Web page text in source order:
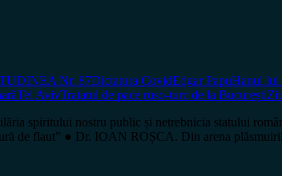
Nr. 87Dictatura CovidEdgar PapuHanul lui
Tel AvivTratatul de pace ruso-turc de la București
spiritului nostru public și netrebnicia statului
de flaut” ● Dr. IOAN ROȘCA. Din arena